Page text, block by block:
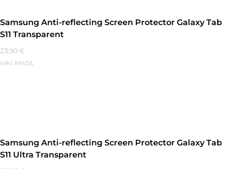
Samsung Anti-reflecting Screen Protector Galaxy Tab
S11 Transparent
23,90 €
inkl. MwSt.
Samsung Anti-reflecting Screen Protector Galaxy Tab
S11 Ultra Transparent